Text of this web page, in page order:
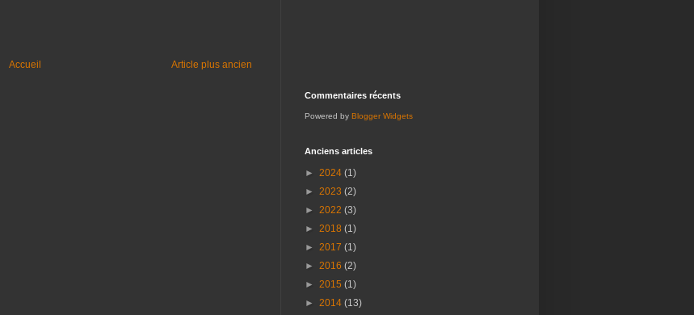
Article plus ancien
Accueil
Commentaires récents
Powered by Blogger Widgets
Anciens articles
► 2024 (1)
► 2023 (2)
► 2022 (3)
► 2018 (1)
► 2017 (1)
► 2016 (2)
► 2015 (1)
► 2014 (13)